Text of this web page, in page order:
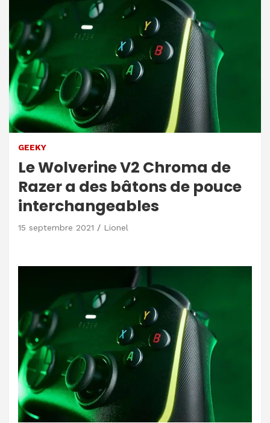
GEEKY
Le Wolverine V2 Chroma de
Razer a des bâtons de pouce
interchangeables
15 septembre 2021 Lionel